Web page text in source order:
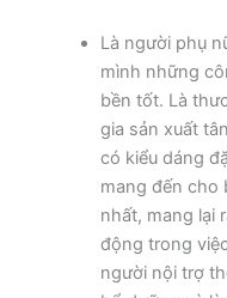
Là người phụ
mình những
bền tốt. Là
gia sản xuất
có kiểu dáng
mang đến cho
nhất, mang lại
động trong
người nội trợ